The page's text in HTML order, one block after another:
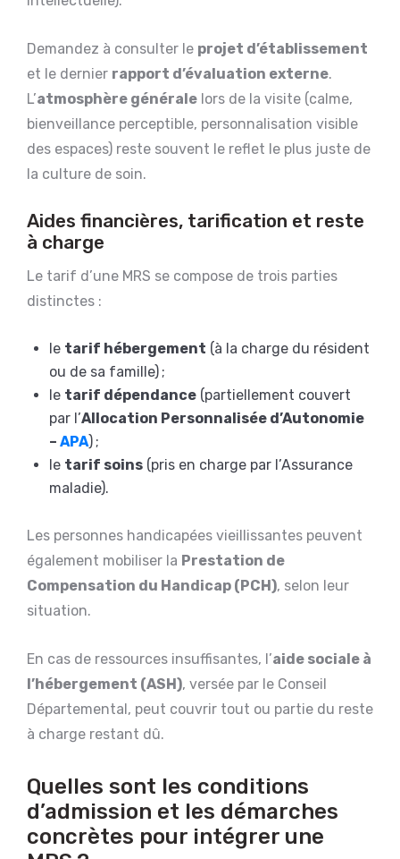
Demandez à consulter le projet d’établissement
et le dernier rapport d’évaluation externe.
L’atmosphère générale lors de la visite (calme,
bienveillance perceptible, personnalisation visible
des espaces) reste souvent le reflet le plus juste de
la culture de soin.
Aides financières, tarification et reste
à charge
Le tarif d’une MRS se compose de trois parties
distinctes :
le tarif hébergement (à la charge du résident
ou de sa famille) ;
le tarif dépendance (partiellement couvert
par l’Allocation Personnalisée d’Autonomie
– APA) ;
le tarif soins (pris en charge par l’Assurance
maladie).
Les personnes handicapées vieillissantes peuvent
également mobiliser la Prestation de
Compensation du Handicap (PCH), selon leur
situation.
En cas de ressources insuffisantes, l’aide sociale à
l’hébergement (ASH), versée par le Conseil
Départemental, peut couvrir tout ou partie du reste
à charge restant dû.
Quelles sont les conditions
d’admission et les démarches
concrètes pour intégrer une